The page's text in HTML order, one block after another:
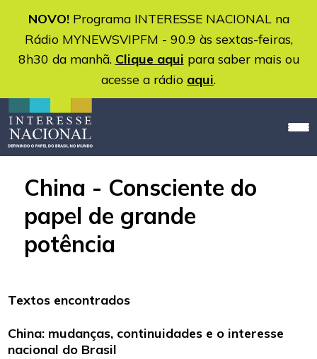
NOVO!Programa INTERESSE NACIONAL na
Rádio MYNEWSVIPFM - 90.9 às sextas-feiras,
8h30 da manhã. Clique aqui para saber mais ou
acesse a rádio aqui.
China - Consciente do
papel de grande
potência
Textos encontrados
China: mudanças, continuidades e o interesse
nacional do Brasil